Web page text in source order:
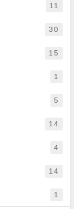
11
30
15
1
5
14
4
14
1